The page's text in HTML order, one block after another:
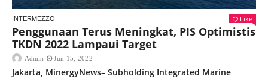
INTERMEZZO Like
Penggunaan Terus Meningkat, PIS Optimistis
TKDN 2022 Lampaui Target
Admin Jun 15, 2022
Jakarta, MinergyNews– Subholding Integrated Marine